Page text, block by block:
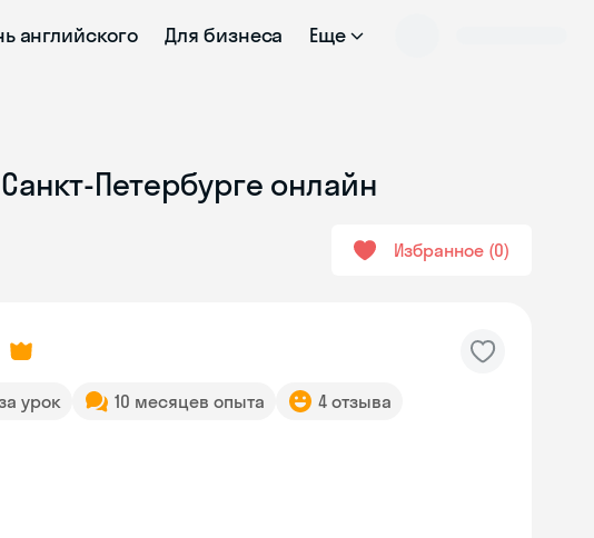
английского Для бизнеса Еще
Петербурге онлайн
Избранное 0
урок 10 месяцев опыта 4 отзыва